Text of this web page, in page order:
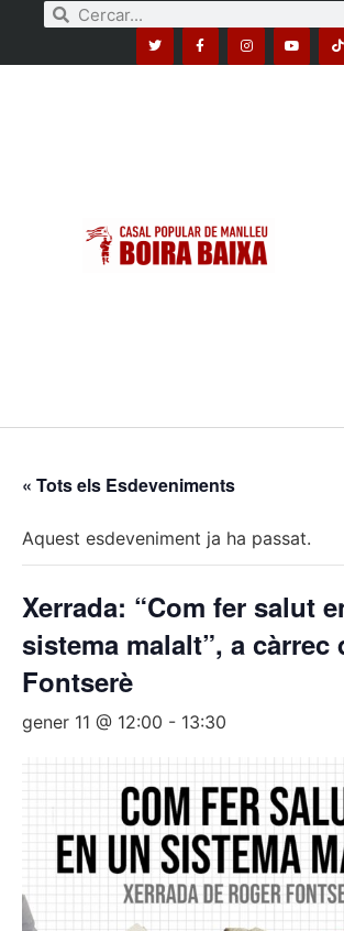
« Tots els Esdeveniments
Aquest esdeveniment ja ha passat.
Xerrada: “Com fer salut
sistema malalt”, a càrrec
Fontserè
gener 11 @ 12:00 - 13:30